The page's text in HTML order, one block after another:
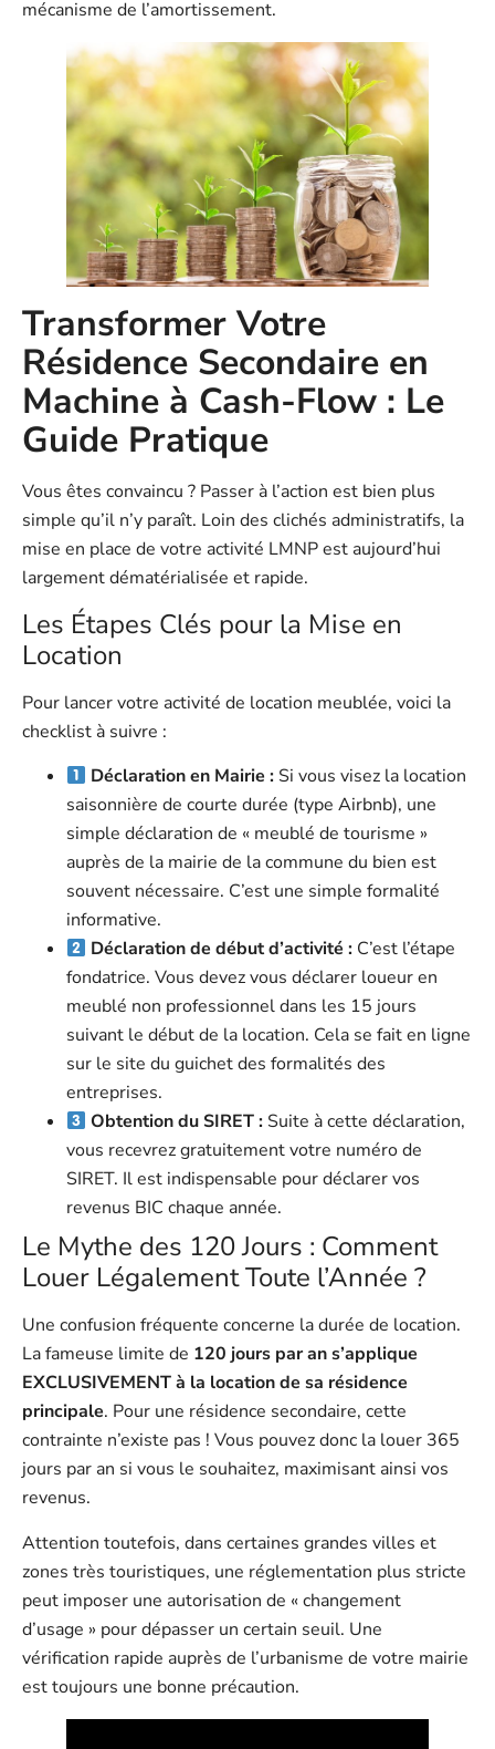
mécanisme de l’amortissement.
Transformer Votre
Résidence Secondaire en
Machine à Cash-Flow : Le
Guide Pratique
Vous êtes convaincu ? Passer à l’action est bien plus
simple qu’il n’y paraît. Loin des clichés administratifs, la
mise en place de votre activité LMNP est aujourd’hui
largement dématérialisée et rapide.
Les Étapes Clés pour la Mise en
Location
Pour lancer votre activité de location meublée, voici la
checklist à suivre :
Déclaration en Mairie : Si vous visez la location
saisonnière de courte durée (type Airbnb), une
simple déclaration de « meublé de tourisme »
auprès de la mairie de la commune du bien est
souvent nécessaire. C’est une simple formalité
informative.
Déclaration de début d’activité : C’est l’étape
fondatrice. Vous devez vous déclarer loueur en
meublé non professionnel dans les 15 jours
suivant le début de la location. Cela se fait en ligne
sur le site du guichet des formalités des
entreprises.
Obtention du SIRET : Suite à cette déclaration,
vous recevrez gratuitement votre numéro de
SIRET. Il est indispensable pour déclarer vos
revenus BIC chaque année.
Le Mythe des 120 Jours : Comment
Louer Légalement Toute l’Année ?
Une confusion fréquente concerne la durée de location.
La fameuse limite de 120 jours par an s’applique
EXCLUSIVEMENT à la location de sa résidence
principale. Pour une résidence secondaire, cette
contrainte n’existe pas ! Vous pouvez donc la louer 365
jours par an si vous le souhaitez, maximisant ainsi vos
revenus.
Attention toutefois, dans certaines grandes villes et
zones très touristiques, une réglementation plus stricte
peut imposer une autorisation de « changement
d’usage » pour dépasser un certain seuil. Une
vérification rapide auprès de l’urbanisme de votre mairie
est toujours une bonne précaution.